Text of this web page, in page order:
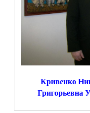
Кривенко
Григорьевна